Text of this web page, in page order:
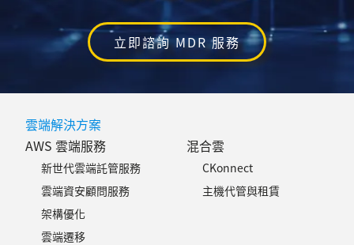
立即諮詢 MDR 服務
雲端解決方案
AWS 雲端服務
新世代雲端託管服務
雲端資安顧問服務
架構優化
雲端遷移
混合雲
CKonnect
主機代管與租賃